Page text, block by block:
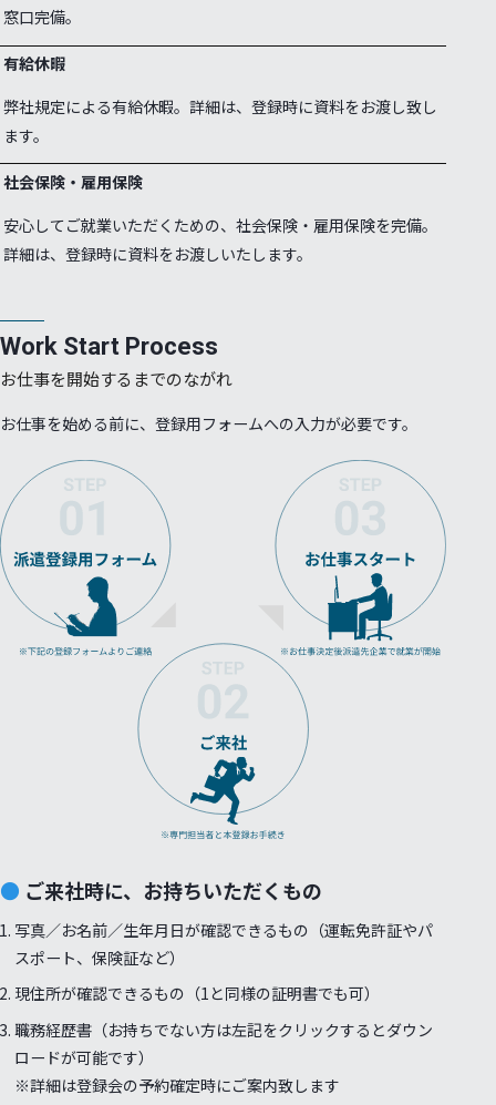
窓口完備。
有給休暇
弊社規定による有給休暇。詳細は、登録時に資料をお渡し致し
ます。
社会保険・雇用保険
安心してご就業いただくための、社会保険・雇用保険を完備。
詳細は、登録時に資料をお渡しいたします。
Work Start Process
お仕事を開始するまでのながれ
お仕事を始める前に、登録用フォームへの入力が必要です。
ご来社時に、お持ちいただくもの
写真／お名前／生年月日が確認できるもの（運転免許証やパ
スポート、保険証など）
現住所が確認できるもの（1と同様の証明書でも可）
職務経歴書（お持ちでない方は左記をクリックするとダウン
ロードが可能です）
※詳細は登録会の予約確定時にご案内致します